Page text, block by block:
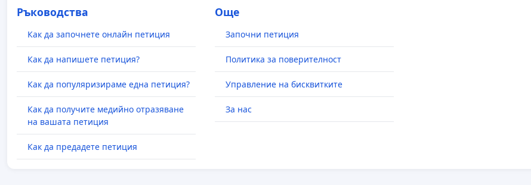
Ръководства
Как да започнете онлайн петиция
Как да напишете петиция?
Как да популяризираме една петиция?
Как да получите медийно отразяване
на вашата петиция
Как да предадете петиция
Още
Започни петиция
Политика за поверителност
Управление на бисквитките
За нас